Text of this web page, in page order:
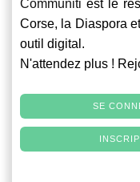
Communiti est le
Corse, la Diaspora
outil digital.
N'attendez plus !
SE